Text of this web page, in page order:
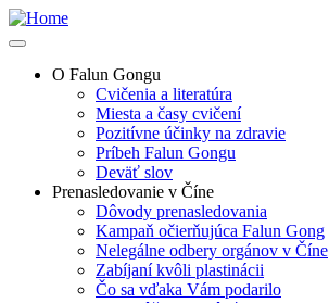
Skip
to
contentO Falun Gongu
Cvičenia a literatúra
Miesta a časy cvičení
Pozitívne účinky na zdravie
Príbeh Falun Gongu
Deväť slov
Prenasledovanie v Číne
Dôvody prenasledovania
Kampaň očierňujúca Falun Gong
Nelegálne odbery orgánov v Číne
Zabíjaní kvôli plastinácii
Čo sa vďaka Vám podarilo